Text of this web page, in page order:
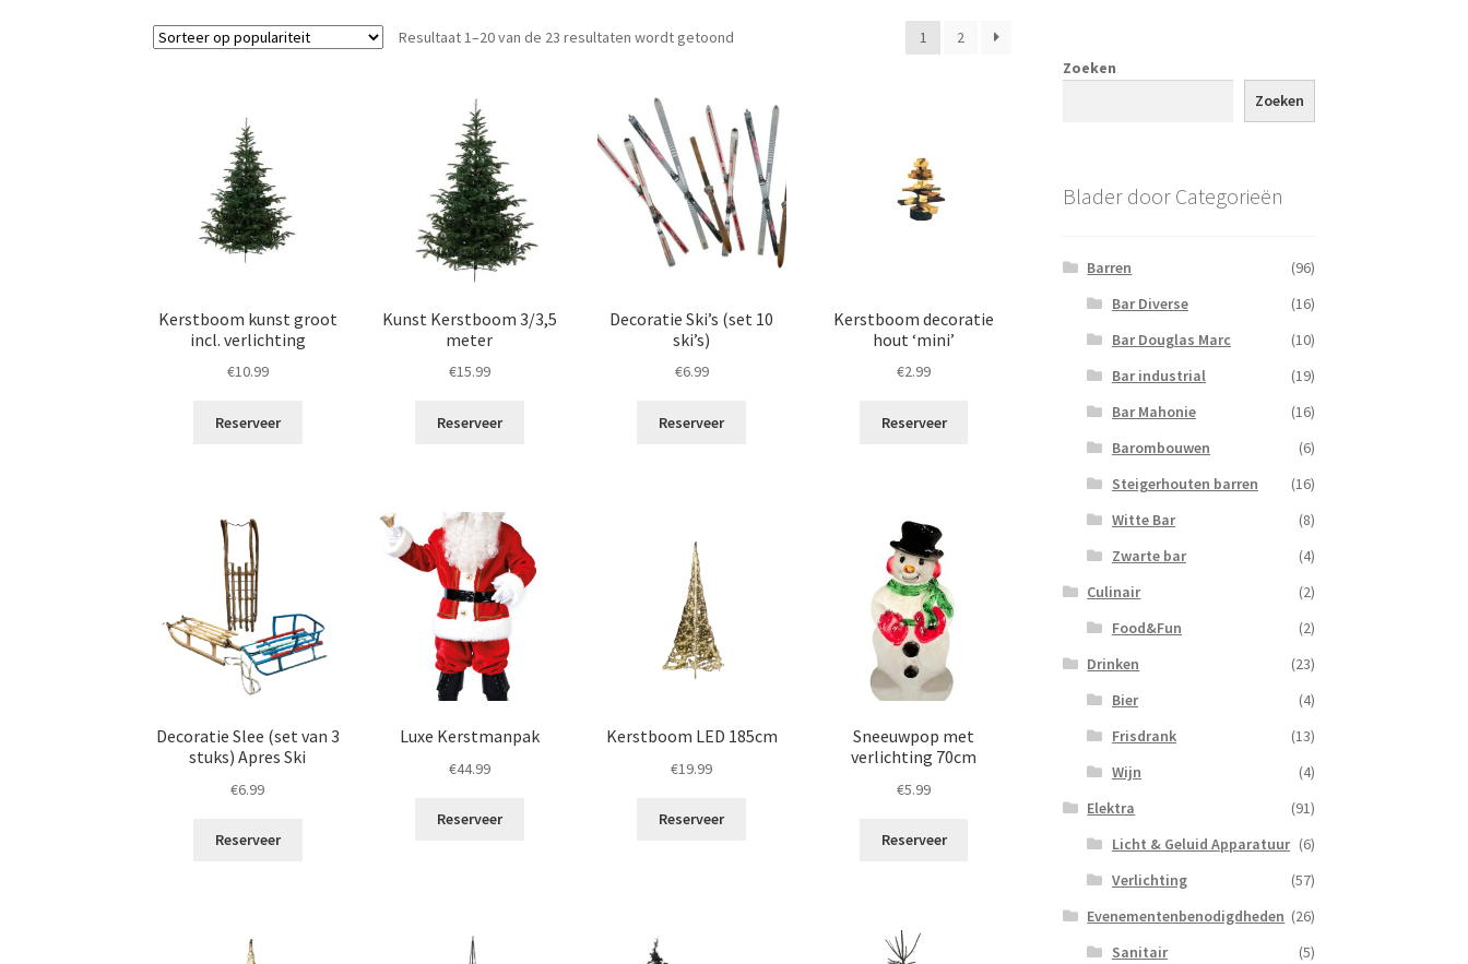
Resultaat 1–20 van de 23 resultaten wordt getoond 1 2
Kerstboom kunst groot
incl. verlichting
€10.99
Reserveer
Kunst Kerstboom 3/3,5
meter
€15.99
Reserveer
Decoratie Ski’s (set 10
ski’s)
€6.99
Reserveer
Kerstboom decoratie
hout ‘mini’
€2.99
Reserveer
Decoratie Slee (set van 3
stuks) Apres Ski
€6.99
Reserveer
Luxe Kerstmanpak
€44.99
Reserveer
Kerstboom LED 185cm
€19.99
Reserveer
Sneeuwpop met
verlichting 70cm
€5.99
Reserveer
Zoeken
Zoeken
Blader door Categorieën
Barren
(96)
Bar Diverse
(16)
Bar Douglas Marc
(10)
Bar industrial
(19)
Bar Mahonie
(16)
Barombouwen
(6)
Steigerhouten barren
(16)
Witte Bar
(8)
Zwarte bar
(4)
Culinair
(2)
Food&Fun
(2)
Drinken
(23)
Bier
(4)
Frisdrank
(13)
Wijn
(4)
Elektra
(91)
Licht & Geluid Apparatuur (6)
Verlichting
(57)
Evenementenbenodigdheden (26)
Sanitair
(5)